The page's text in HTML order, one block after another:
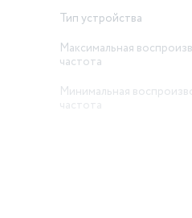
Тип устройства
Максимальная
частота
Минимальная
частота